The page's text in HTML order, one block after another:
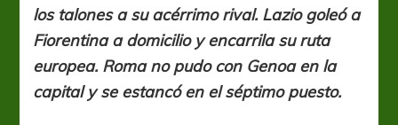
de
ciudad
y
puso
los talones a su acérrimo rival. Lazio goleó a
Fiorentina a domicilio y encarrila su ruta
europea. Roma no pudo con Genoa en la
capital y se estancó en el séptimo puesto.